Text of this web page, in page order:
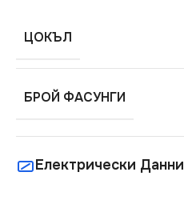
ЦОКЪЛ
БРОЙ ФАСУНГИ
Електрически Данни